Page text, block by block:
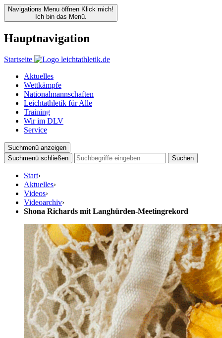
Navigations Menu öffnen Klick mich!
Ich bin das Menü.
Hauptnavigation
Startseite
Aktuelles
Wettkämpfe
Nationalmannschaften
Leichtathletik für Alle
Training
Wir im DLV
Service
Suchmenü anzeigen
Suchmenü schließen
Suchen
Start›
Aktuelles›
Videos›
Videoarchiv›
Shona Richards mit Langhürden-Meetingrekord